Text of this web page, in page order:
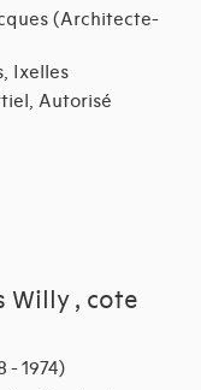
(Architecte-
Ixelles
Autorisé
Willy , cote
- 1974)